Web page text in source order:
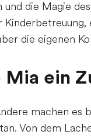
die Magie
die eigenen
ein
machen
Von dem